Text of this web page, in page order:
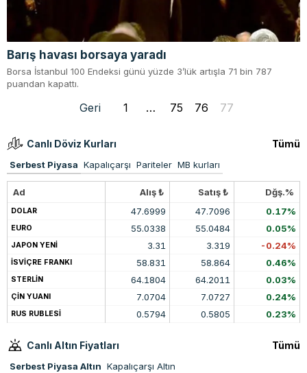
Barış havası borsaya yaradı
Borsa İstanbul 100 Endeksi günü yüzde 3’lük artışla 71 bin 787
puandan kapattı.
Geri 1 … 75 76 77
Canlı Döviz Kurları Tümü
Serbest Piyasa Kapalıçarşı Pariteler MB kurları
Ad Alış ₺ Satış ₺ Dğş.%
DOLAR 47.6999 47.7096 0.17%
EURO 55.0338 55.0484 0.05%
JAPON YENİ 3.31 3.319 -0.24%
İSVİÇRE FRANKI 58.831 58.864 0.46%
STERLİN 64.1804 64.2011 0.03%
ÇİN YUANI 7.0704 7.0727 0.24%
RUS RUBLESİ 0.5794 0.5805 0.23%
Canlı Altın Fiyatları Tümü
Serbest Piyasa Altın Kapalıçarşı Altın